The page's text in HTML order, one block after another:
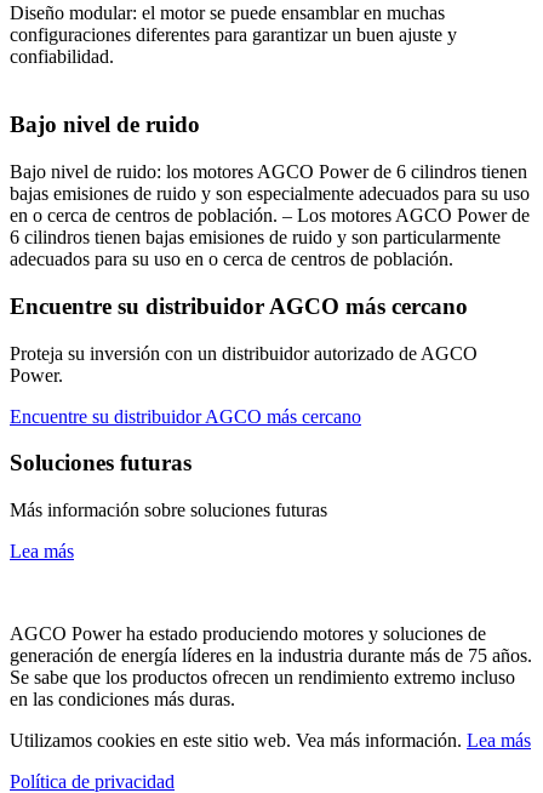
Diseño modular: el motor se puede ensamblar en muchas
configuraciones diferentes para garantizar un buen ajuste y
confiabilidad.
Bajo nivel de ruido
Bajo nivel de ruido: los motores AGCO Power de 6 cilindros tienen
bajas emisiones de ruido y son especialmente adecuados para su uso
en o cerca de centros de población. – Los motores AGCO Power de
6 cilindros tienen bajas emisiones de ruido y son particularmente
adecuados para su uso en o cerca de centros de población.
Encuentre su distribuidor AGCO más cercano
Proteja su inversión con un distribuidor autorizado de AGCO
Power.
Encuentre su distribuidor AGCO más cercano
Soluciones futuras
Más información sobre soluciones futuras
Lea más
AGCO Power ha estado produciendo motores y soluciones de
generación de energía líderes en la industria durante más de 75 años.
Se sabe que los productos ofrecen un rendimiento extremo incluso
en las condiciones más duras.
Utilizamos cookies en este sitio web. Vea más información. Lea más
Política de privacidad